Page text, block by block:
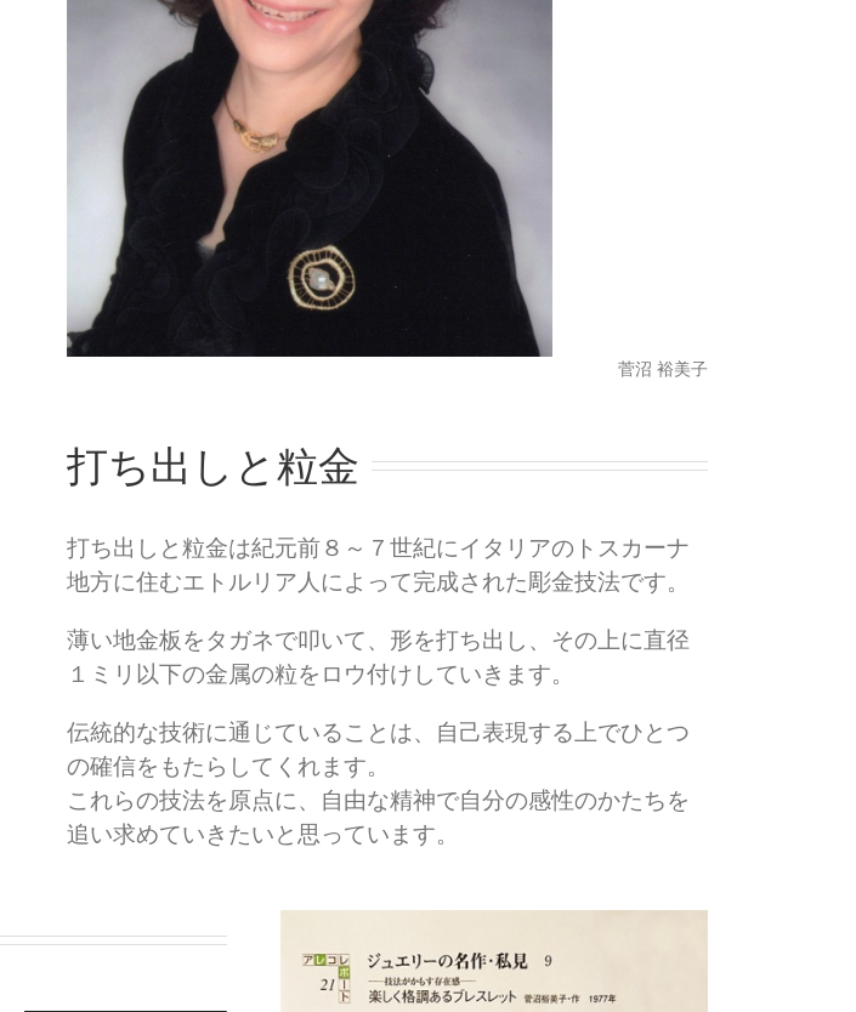
菅沼 裕美子
打ち出しと粒金
打ち出しと粒金は紀元前８～７世紀にイタリアのトスカーナ
地方に住むエトルリア人によって完成された彫金技法です。
薄い地金板をタガネで叩いて、形を打ち出し、その上に直径
１ミリ以下の金属の粒をロウ付けしていきます。
伝統的な技術に通じていることは、自己表現する上でひとつ
の確信をもたらしてくれます。
これらの技法を原点に、自由な精神で自分の感性のかたちを
追い求めていきたいと思っています。